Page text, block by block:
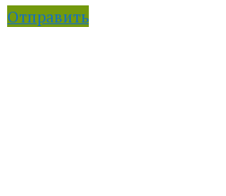
Отправить